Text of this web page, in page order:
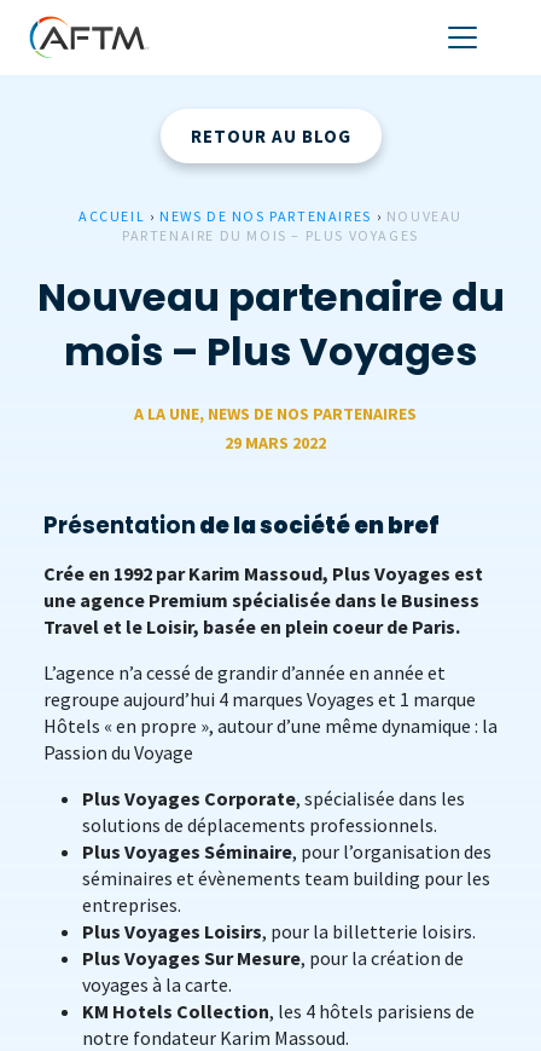
RETOUR AU BLOG
ACCUEIL › NEWS DE NOS PARTENAIRES › NOUVEAU
PARTENAIRE DU MOIS – PLUS VOYAGES
Nouveau partenaire du
mois – Plus Voyages
A LA UNE, NEWS DE NOS PARTENAIRES
29 MARS 2022
Présentationde la société en bref
Crée en 1992 par Karim Massoud, Plus Voyages est
une agence Premium spécialisée dans le Business
Travel et le Loisir, basée en plein coeur de Paris.
L’agence n’a cessé de grandir d’année en année et
regroupe aujourd’hui 4 marques Voyages et 1 marque
Hôtels « en propre », autour d’une même dynamique : la
Passion du Voyage
Plus Voyages Corporate, spécialisée dans les
solutions de déplacements professionnels.
Plus Voyages Séminaire, pour l’organisation des
séminaires et évènements team building pour les
entreprises.
Plus Voyages Loisirs, pour la billetterie loisirs.
Plus Voyages Sur Mesure, pour la création de
voyages à la carte.
KM Hotels Collection, les 4 hôtels parisiens de
notre fondateur Karim Massoud.